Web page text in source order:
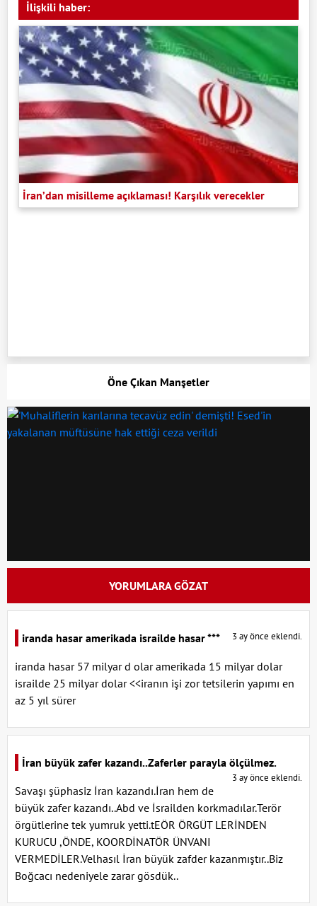
İlişkili haber:
İran’dan misilleme açıklaması! Karşılık verecekler
Öne Çıkan Manşetler
YORUMLARA GÖZAT
iranda hasar amerikada israilde hasar *** 3 ay önce eklendi.
iranda hasar 57 milyar d olar amerikada 15 milyar dolar
israilde 25 milyar dolar <<iranın işi zor tetsilerin yapımı en
az 5 yıl sürer
İran büyük zafer kazandı..Zaferler parayla ölçülmez.
3 ay önce eklendi.
Savaşı şüphasiz İran kazandı.İran hem de
büyük zafer kazandı..Abd ve İsrailden korkmadılar.Terör
örgütlerine tek yumruk yetti.tEÖR ÖRGÜT LERİNDEN
KURUCU ,ÖNDE, KOORDİNATÖR ÜNVANI
VERMEDİLER.Velhasıl İran büyük zafder kazanmıştır..Biz
Boğcacı nedeniyele zarar gösdük..